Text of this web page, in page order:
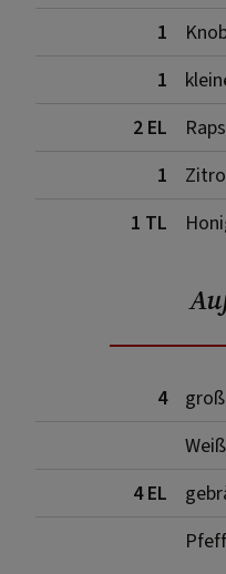
1
1
2 EL
1
1 TL
4
4 EL